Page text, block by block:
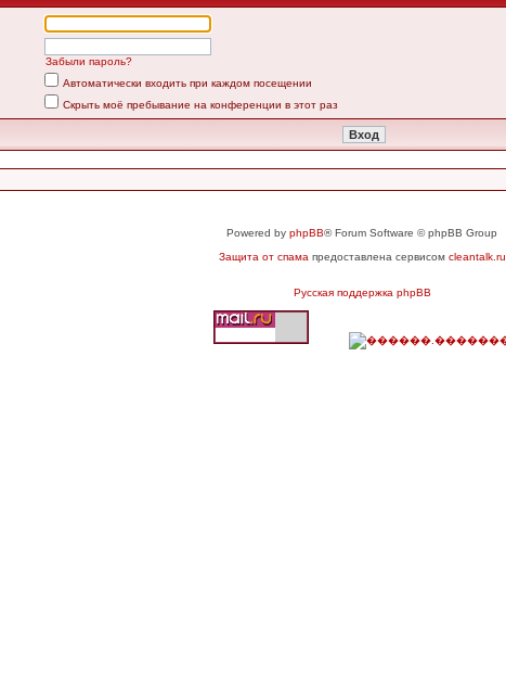
Забыли пароль?
Автоматически входить при каждом посещении
Скрыть моё пребывание на конференции в этот раз
Powered by phpBB® Forum Software © phpBB Group
Защита от спама предоставлена сервисом cleantalk.ru
Русская поддержка phpBB